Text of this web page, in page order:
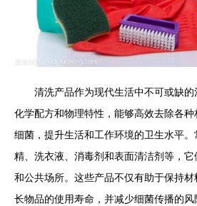
清洗产品作为现代生活中不可或缺
化学配方和物理特性，能够高效去除各
细菌，提升生活和工作环境的卫生水平
精、洗衣液、消毒剂和表面清洁剂等，
和公共场所。这些产品不仅有助于保持
长物品的使用寿命，并减少细菌传播的风